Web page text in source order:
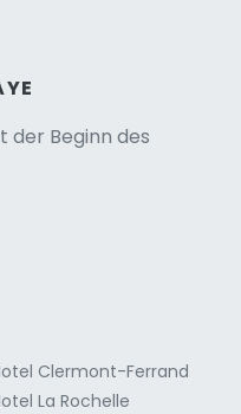
der Beginn des
Clermont-Ferrand
La Rochelle